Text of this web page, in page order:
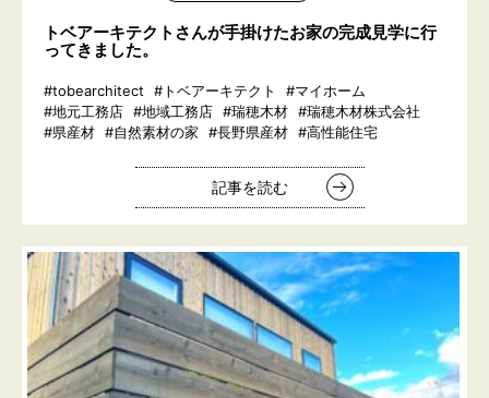
トベアーキテクトさんが手掛けたお家の完成見学に行
ってきました。
#tobearchitect #トベアーキテクト
#マイホーム
#地元工務店 #地域工務店 #瑞穂木材 #瑞穂木材株式会社
#県産材 #自然素材の家 #長野県産材 #高性能住宅
記事を読む